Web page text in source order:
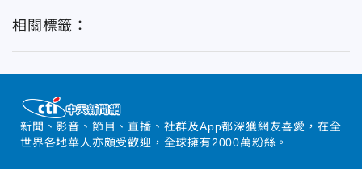
相關標籤：
新聞、影音、節目、直播、社群及App都深獲網友喜愛，在全
世界各地華人亦頗受歡迎，全球擁有2000萬粉絲。